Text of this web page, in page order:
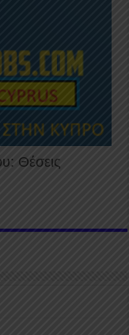
Θέσεις